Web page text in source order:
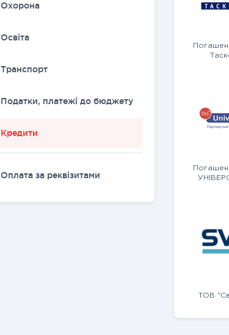
Охорона
Освіта
Транспорт
Податки, платежі до бюджету
Кредити
Оплата за реквізитами
ТОВ